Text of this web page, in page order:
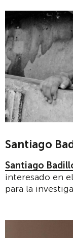
Santiago
Santiago
interesado en
para la